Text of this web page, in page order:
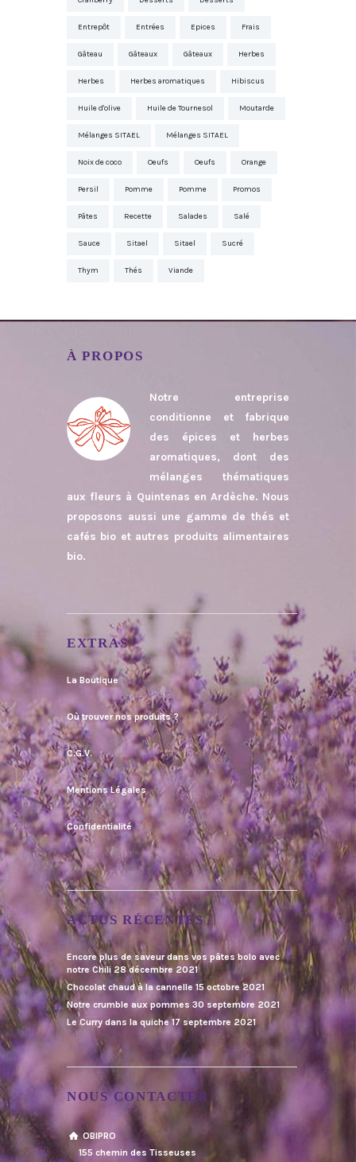
Entrepôt Entrées Epices Frais
Gâteau Gâteaux Gâteaux Herbes
Herbes Herbes aromatiques Hibiscus
Huile d'olive Huile de Tournesol Moutarde
Mélanges SITAEL Mélanges SITAEL
Noix de coco Oeufs Oeufs Orange
Persil Pomme Pomme Promos
Pâtes Recette Salades Salé
Sauce Sitael Sitael Sucré
Thym Thés Viande
À PROPOS
Notre entreprise
conditionne et fabrique
des épices et herbes
aromatiques, dont des
mélanges thématiques
aux fleurs à Quintenas en Ardèche. Nous
proposons aussi une gamme de thés et
cafés bio et autres produits alimentaires
bio.
EXTRAS
La Boutique
Où trouver nos produits ?
C.G.V.
Mentions Légales
Confidentialité
ACTUS RÉCENTES
Encore plus de saveur dans vos pâtes bolo avec
notre Chili 28 décembre 2021
Chocolat chaud à la cannelle 15 octobre 2021
Notre crumble aux pommes 30 septembre 2021
Le Curry dans la quiche 17 septembre 2021
NOUS CONTACTER
OBIPRO
155 chemin des Tisseuses